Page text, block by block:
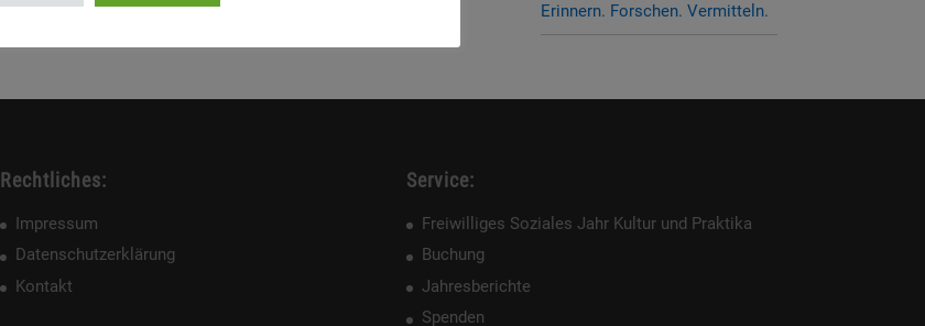
Erinnern. Forschen. Vermitteln.
Rechtliches:
Impressum
Datenschutzerklärung
Kontakt
Service:
Freiwilliges Soziales Jahr Kultur und Praktika
Buchung
Jahresberichte
Spenden